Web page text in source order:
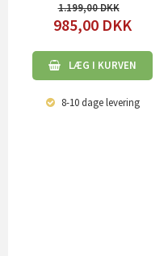
1.199,00
985,00 DKK
LÆG I KURVEN
8-10 dagelevering